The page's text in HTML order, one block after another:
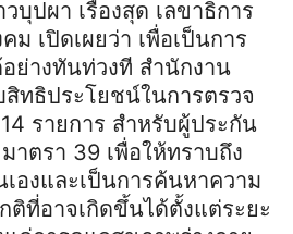
บุปผา เรืองสุด เลขาธิการ
ม เปิดเผยว่า เพื่อเป็นการ
ย่างทันท่วงที สำนักงาน
ทธิประโยชน์ในการตรวจ
รายการ สำหรับผู้ประกัน
าตรา 39 เพื่อให้ทราบถึง
องและเป็นการค้นหาความ
ติที่อาจเกิดขึ้นได้ตั้งแต่ระยะ